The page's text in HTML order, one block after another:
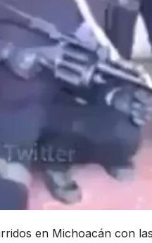
en Michoacán con